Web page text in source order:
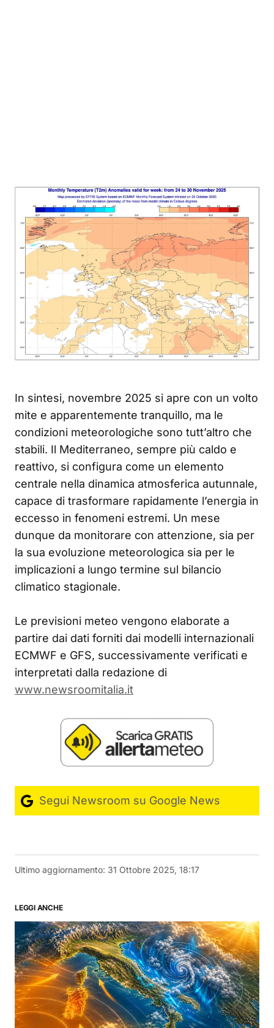
In sintesi, novembre 2025 si apre con un volto
mite e apparentemente tranquillo, ma le
condizioni meteorologiche sono tutt’altro che
stabili. Il Mediterraneo, sempre più caldo e
reattivo, si configura come un elemento
centrale nella dinamica atmosferica autunnale,
capace di trasformare rapidamente l’energia in
eccesso in fenomeni estremi. Un mese
dunque da monitorare con attenzione, sia per
la sua evoluzione meteorologica sia per le
implicazioni a lungo termine sul bilancio
climatico stagionale.
Le previsioni meteo vengono elaborate a
partire dai dati forniti dai modelli internazionali
ECMWF e GFS, successivamente verificati e
interpretati dalla redazione di
www.newsroomitalia.it
Segui Newsroom su Google News
Ultimo aggiornamento: 31 Ottobre 2025, 18:17
LEGGI ANCHE